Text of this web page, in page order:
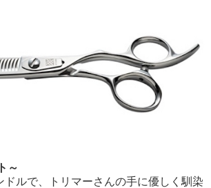
～
ドルで、トリマーさんの手に優しく馴染